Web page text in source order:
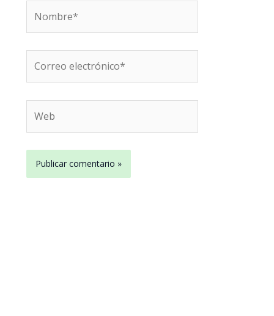
electrónico*